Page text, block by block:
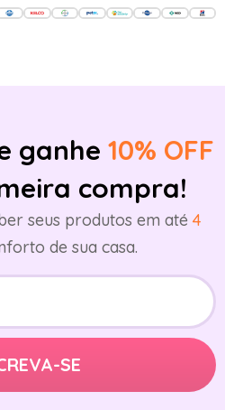
ganhe 10% OFF
compra!
seus produtos em até 4
de sua casa.